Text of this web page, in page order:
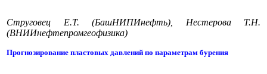
Струговец Е.Т. (БашНИПИнефть), Нестерова Т.Н.
(ВНИИнефтепромгеофизика)
Прогнозирование пластовых давлений по параметрам бурения